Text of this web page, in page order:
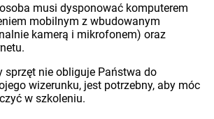
musi dysponować komputerem
mobilnym z wbudowanym
kamerą i mikrofonem) oraz
sprzęt nie obliguje Państwa do
wizerunku, jest potrzebny, aby móc
w szkoleniu.